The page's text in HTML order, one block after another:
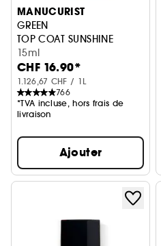
MANUCURIST
GREEN
TOP COAT SUNSHINE
15ml
CHF 16.90*
1.126,67 CHF / 1L
766
*TVA incluse, hors frais de
livraison
Ajouter